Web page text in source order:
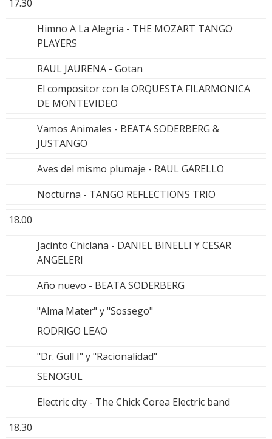
17.30
Himno A La Alegria - THE MOZART TANGO
PLAYERS
RAUL JAURENA - Gotan
El compositor con la ORQUESTA FILARMONICA
DE MONTEVIDEO
Vamos Animales - BEATA SODERBERG &
JUSTANGO
Aves del mismo plumaje - RAUL GARELLO
Nocturna - TANGO REFLECTIONS TRIO
18.00
Jacinto Chiclana - DANIEL BINELLI Y CESAR
ANGELERI
Año nuevo - BEATA SODERBERG
"Alma Mater" y "Sossego"
RODRIGO LEAO
"Dr. Gull I" y "Racionalidad"
SENOGUL
Electric city - The Chick Corea Electric band
18.30